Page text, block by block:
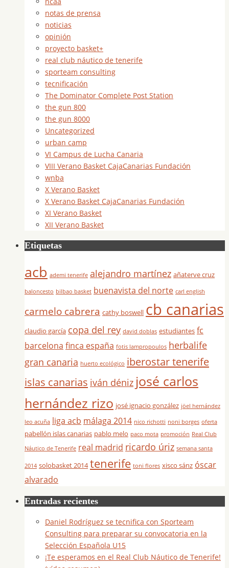
notas de prensa
noticias
opinión
proyecto basket+
real club náutico de tenerife
sporteam consulting
tecnificación
The Dominator Complete Post Station
the gun 800
the gun 8000
Uncategorized
urban camp
VI Campus de Lucha Canaria
VIII Verano Basket CajaCanarias Fundación
wnba
X Verano Basket
X Verano Basket CajaCanarias Fundación
XI Verano Basket
XII Verano Basket
Etiquetas
acb ademi tenerife alejandro martínez añaterve cruz
baloncesto bilbao basket buenavista del norte carl english
carmelo cabrera cathy boswell cb canarias
claudio garcía copa del rey david doblas estudiantes fc
barcelona finca españa fotis lampropoulos herbalife
gran canaria huerto ecológico iberostar tenerife
islas canarias iván déniz josé carlos
hernández rizo josé ignacio gonzález jöel hernández
leo acuña liga acb málaga 2014 nico richotti noni borges oferta
pabellón islas canarias pablo melo paco mota promoción Real Club
Náutico de Tenerife real madrid ricardo úriz semana santa
2014 solobasket 2014 tenerife toni flores xisco sánz óscar
alvarado
Entradas recientes
Daniel Rodríguez se tecnifica con Sporteam
Consulting para preparar su convocatoria en la
Selección Española U15
¡Te esperamos en el Real Club Náutico de Tenerife!